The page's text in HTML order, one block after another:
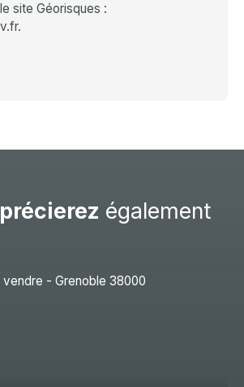
site Géorisques :
également